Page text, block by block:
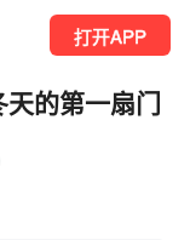
打开APP
的第一扇门